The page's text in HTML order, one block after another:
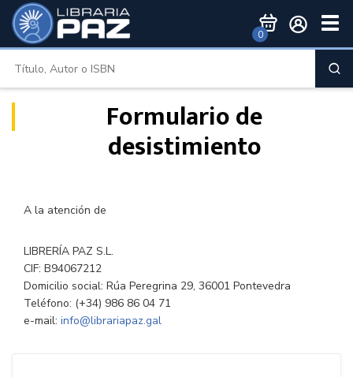
0
Formulario de
desistimiento
A la atención de
LIBRERÍA PAZ S.L.
CIF: B94067212
Domicilio social: Rúa Peregrina 29, 36001 Pontevedra
Teléfono: (+34) 986 86 04 71
e-mail: info@librariapaz.gal